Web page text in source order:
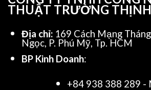
THUẬT TRƯỜNG THỊNH
Địa chỉ: 169 Cách Mạng
Ngọc, P. Phú Mỹ, Tp. HCM
BP Kinh Doanh:
+84 938 388 289 -